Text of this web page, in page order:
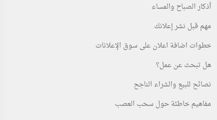
أذكار الصباح والمساء
مهم قبل نشر إعلانك
خطوات اضافة اعلان على سوق الإعلانات
هل تبحث عن عمل؟
نصائح للبيع والشراء الناجح
مفاهيم خاطئة حول سحب العصب